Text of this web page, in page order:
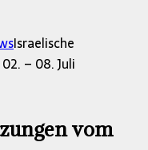
Israelische
– 08. Juli
vom